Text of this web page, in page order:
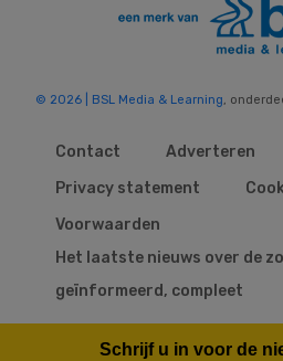
© 2026 | BSL Media & Learning,
Contact
Adverteren
Privacy statement
Voorwaarden
Het laatste nieuws over de
geïnformeerd, compleet
Schrijf u in voor de